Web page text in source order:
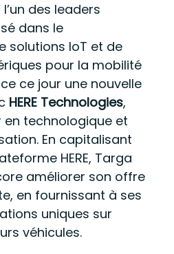
l’un des leaders
dans le
solutions IoT et de
pour la mobilité
ce jour une nouvelle
HERE Technologies,
technologique et
En capitalisant
HERE, Targa
améliorer son offre
en fournissant à ses
uniques sur
véhicules.